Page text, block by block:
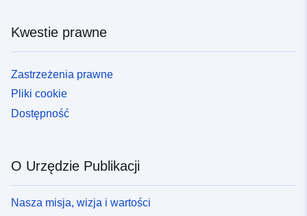
Kwestie prawne
Zastrzeżenia prawne
Pliki cookie
Dostępność
O Urzędzie Publikacji
Nasza misja, wizja i wartości